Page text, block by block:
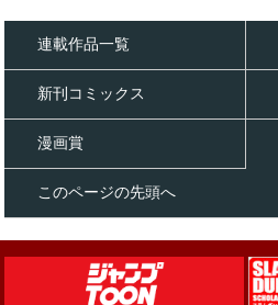
連載作品一覧
新刊コミックス
漫画賞
このページの先頭へ